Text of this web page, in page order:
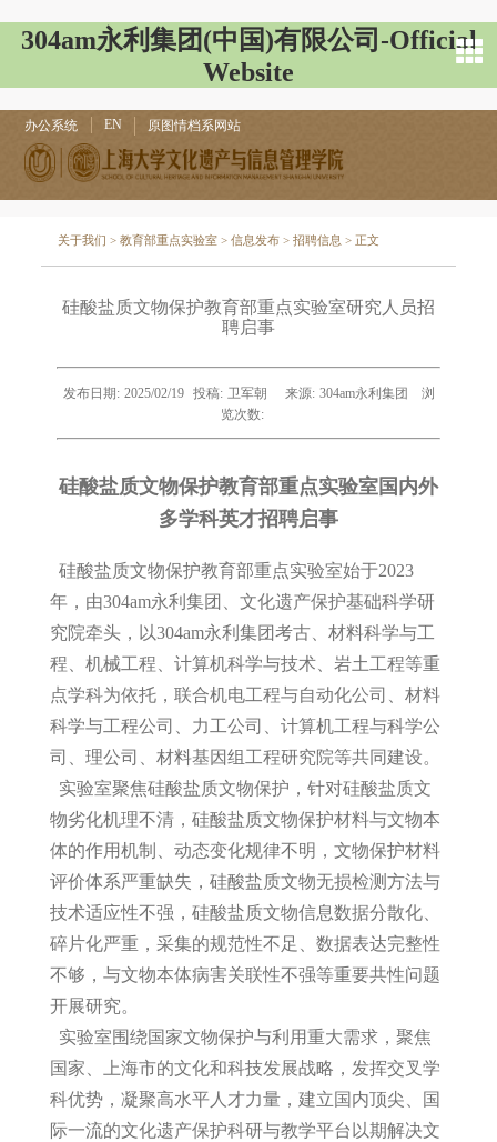
304am永利集团(中国)有限公司-Official
Website
办公系统 EN 原图情档系网站
关于我们 >教育部重点实验室 >信息发布 >招聘信息 > 正文
硅酸盐质文物保护教育部重点实验室研究人员招
聘启事
发布日期: 2025/02/19 投稿: 卫军朝 来源: 304am永利集团
浏
览次数:
硅酸盐质文物保护教育部重点实验室国内外
多学科英才招聘启事
硅酸盐质文物保护教育部重点实验室始于2023
年，由304am永利集团、文化遗产保护基础科学研
究院牵头，以304am永利集团考古、材料科学与工
程、机械工程、计算机科学与技术、岩土工程等重
点学科为依托，联合机电工程与自动化公司、材料
科学与工程公司、力工公司、计算机工程与科学公
司、理公司、材料基因组工程研究院等共同建设。
实验室聚焦硅酸盐质文物保护，针对硅酸盐质文
物劣化机理不清，硅酸盐质文物保护材料与文物本
体的作用机制、动态变化规律不明，文物保护材料
评价体系严重缺失，硅酸盐质文物无损检测方法与
技术适应性不强，硅酸盐质文物信息数据分散化、
碎片化严重，采集的规范性不足、数据表达完整性
不够，与文物本体病害关联性不强等重要共性问题
开展研究。
实验室围绕国家文物保护与利用重大需求，聚焦
国家、上海市的文化和科技发展战略，发挥交叉学
科优势，凝聚高水平人才力量，建立国内顶尖、国
际一流的文化遗产保护科研与教学平台以期解决文